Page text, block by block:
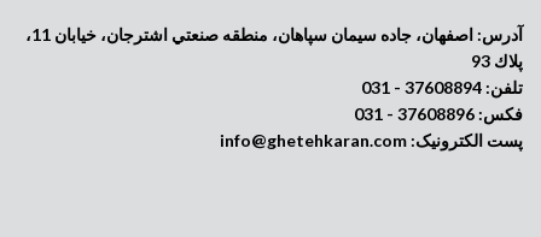
آدرس: اصفهان، جاده سيمان سپاهان، منطقه صنعتي اشترجان، خيابان 11،
پلاك 93
تلفن: 37608894 - 031
فکس: 37608896 - 031
پست الکترونیک: info@ghetehkaran.com